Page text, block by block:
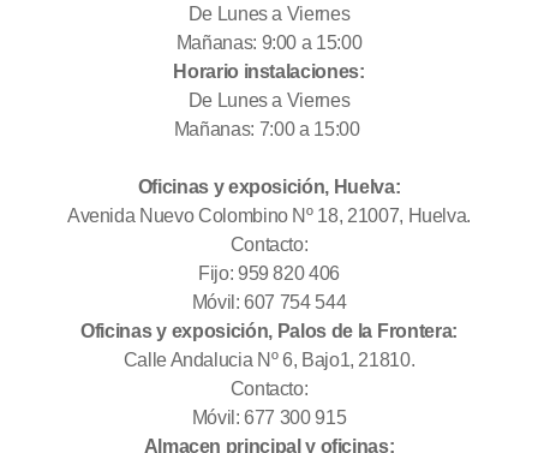
De Lunes a Viernes
Mañanas: 9:00 a 15:00
Horario instalaciones:
De Lunes a Viernes
Mañanas: 7:00 a 15:00
Oficinas y exposición, Huelva:
Avenida Nuevo Colombino Nº 18, 21007, Huelva.
Contacto:
Fijo: 959 820 406
Móvil: 607 754 544
Oficinas y exposición, Palos de la Frontera:
Calle Andalucia Nº 6, Bajo1, 21810.
Contacto:
Móvil: 677 300 915
Almacen principal y oficinas: